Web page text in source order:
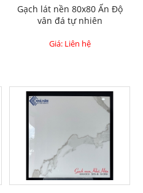
Gạch lát nền 80x80 Ấn Độ
vân đá tự nhiên
Giá: Liên hệ